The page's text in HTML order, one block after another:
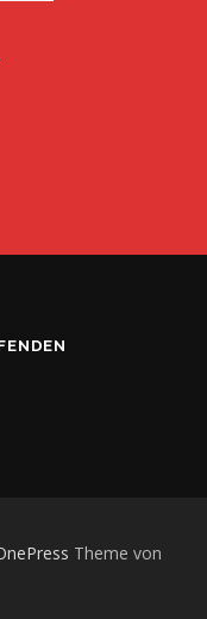
Theme von